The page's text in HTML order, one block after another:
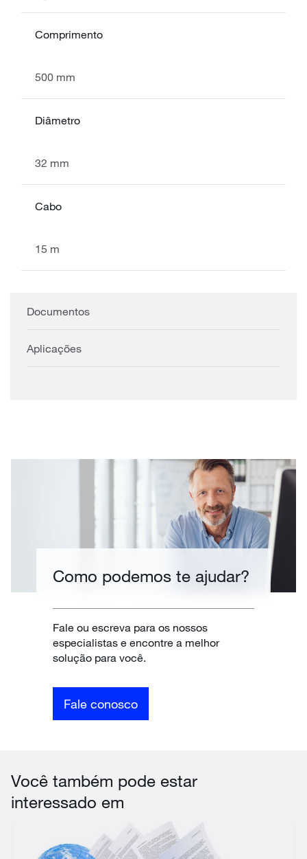
Comprimento
500 mm
Diâmetro
32 mm
Cabo
15 m
Documentos
Aplicações
Como podemos te ajudar?
Fale ou escreva para os nossos
especialistas e encontre a melhor
solução para você.
Fale conosco
Você também pode estar
interessado em